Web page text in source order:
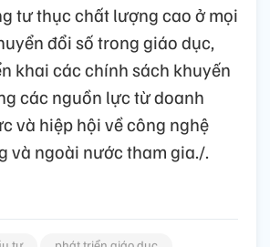
tư thục chất lượng cao ở mọi
đổi số trong giáo dục,
khai các chính sách khuyến
các nguồn lực từ doanh
và hiệp hội về công nghệ
và ngoài nước tham gia./.